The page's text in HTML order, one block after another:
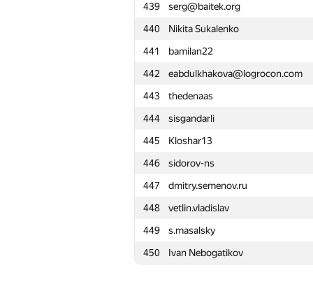
439
serg@baitek.org
440
Nikita Sukalenko
441
bamilan22
442
eabdulkhakova@logrocon.com
443
thedenaas
444
sisgandarli
445
Kloshar13
446
sidorov-ns
447
dmitry.semenov.ru
448
vetlin.vladislav
449
s.masalsky
450
Ivan Nebogatikov
416
ivpe211
417
Сергей Золотарёв
418
ruslan02129
419
Nidental.Egor
420
MILKFAN
421
Роман Хайдаров
422
OlegIlich
423
issergeev
424
kawaii.jtjl
425
mihailsanich
426
Zarina1458
427
heyshb